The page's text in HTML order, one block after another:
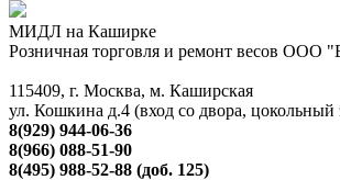
МИДЛ на Каширке
Розничная торговля и ремонт весов ООО
115409, г. Москва, м. Каширская
ул. Кошкина д.4 (вход со двора, цокольный
8(929) 944-06-36
8(966) 088-51-90
8(495) 988-52-88 (доб. 125)